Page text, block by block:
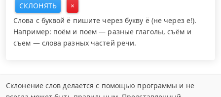
СКЛОНЯТЬ
×
Слова с буквой ё пишите через букву ё (не через е!).
Например: поём и поем — разные глаголы, съём и
съем — слова разных частей речи.
Склонение слов делается с помощью программы и не